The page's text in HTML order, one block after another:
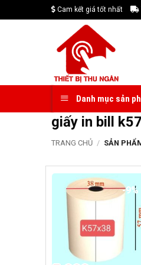
to
Cam kết giá tốt nhất
Danh mục sản
giấy in bill k57
TRANG CHỦ / SẢN
-9%